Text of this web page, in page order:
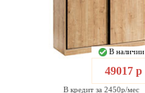
В наличии
49017 р
В кредит за 2450р/мес